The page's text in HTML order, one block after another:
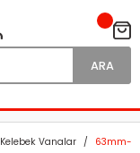
ARA
Kelebek Vanalar 63mm-